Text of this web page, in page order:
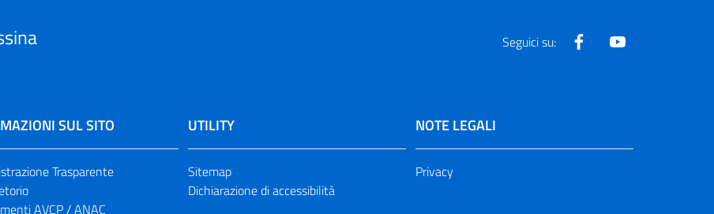
Seguici su: Facebook
SUL SITO
Trasparente
AVCP / ANAC
UTILITY
Sitemap
Dichiarazione di accessibilità
NOTE LEGALI
Privacy